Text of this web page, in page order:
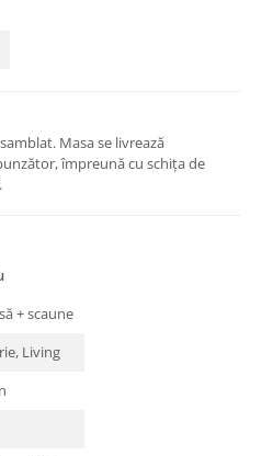
Masa se livrează
împreună cu schița de
+ scaune
Living